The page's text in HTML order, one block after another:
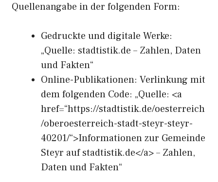
Quellenangabe in der folgenden Form:
Gedruckte und digitale Werke:
„Quelle: stadtistik.de – Zahlen, Daten
und Fakten“
Online-Publikationen: Verlinkung mit
dem folgenden Code: „Quelle: <a
href=“https://stadtistik.de/oesterreich
/oberoesterreich-stadt-steyr-steyr-
40201/“>Informationen zur Gemeinde
Steyr auf stadtistik.de</a> – Zahlen,
Daten und Fakten“